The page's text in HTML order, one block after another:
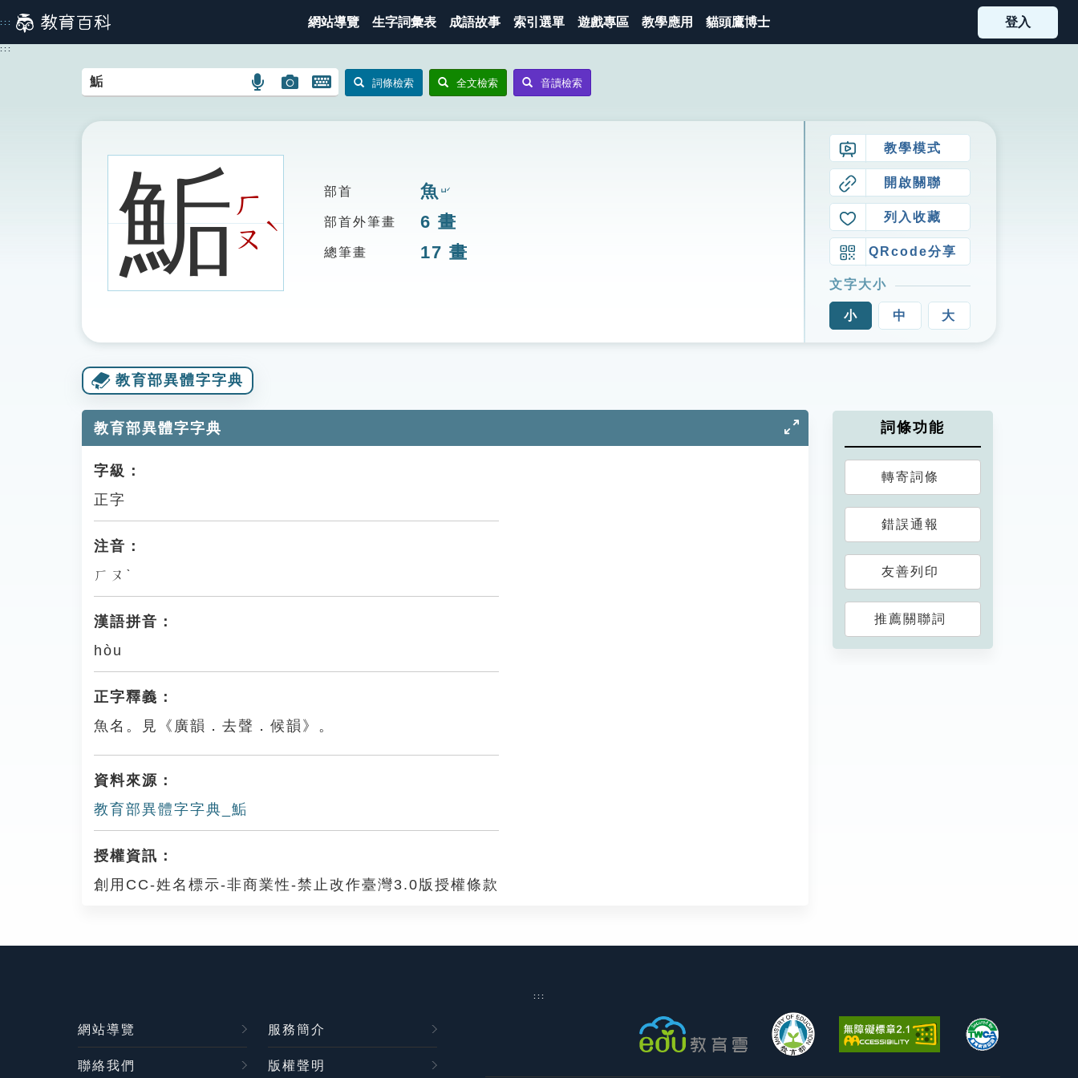
到
主
::: 網站導覽 生字詞彙表 成語故事 索引選單 遊戲專區 教學應用 貓頭鷹博士 登入
:::
語
搜
圖
圖
搜
開
鍵
詞條檢索 全文檢索 音讀檢索
鮜ㄏ
ㄡ
ˋ
部首 魚 ㄩˊ
部首外筆畫 6 畫
總筆畫 17 畫
教學模式
開啟關聯
列入收藏
QRcode分享
文字大小
小 中 大
教育部異體字字典
教育部異體字字典
字級：
正字
注音：
ㄏㄡˋ
漢語拼音：
hòu
正字釋義：
魚名。見《廣韻．去聲．候韻》。
資料來源：
教育部異體字字典_鮜
授權資訊：
創用CC-姓名標示-非商業性-禁止改作臺灣3.0版授權條款
詞條功能
轉寄詞條
錯誤通報
友善列印
推薦關聯詞
:::
網站導覽 服務簡介
聯絡我們 版權聲明